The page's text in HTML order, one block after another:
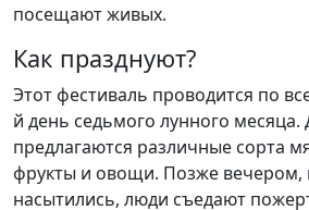
посещают живых.
Как празднуют?
Этот фестиваль проводится по
й день седьмого лунного месяца.
предлагаются различные сорта
фрукты и овощи. Позже вечером,
насытились, люди съедают